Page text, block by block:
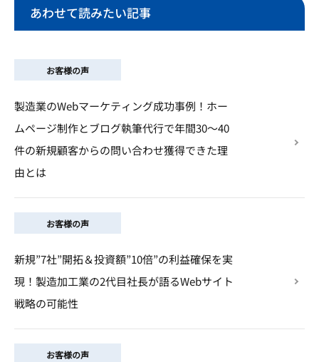
あわせて読みたい記事
お客様の声
製造業のWebマーケティング成功事例！ホー
ムページ制作とブログ執筆代行で年間30～40
件の新規顧客からの問い合わせ獲得できた理
由とは
お客様の声
新規”7社”開拓＆投資額”10倍”の利益確保を実
現！製造加工業の2代目社長が語るWebサイト
戦略の可能性
お客様の声